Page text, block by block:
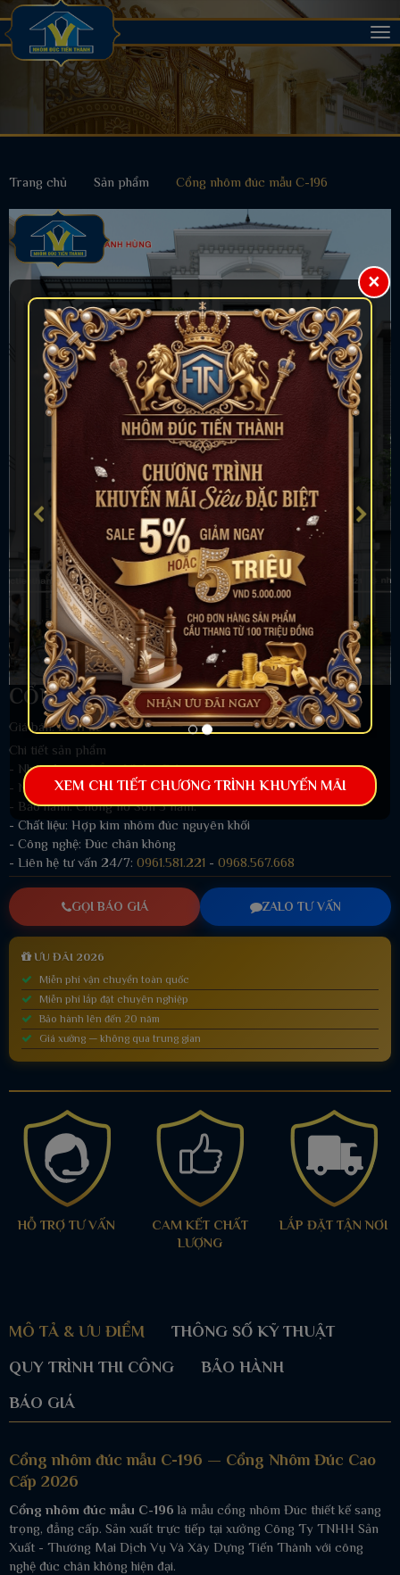
Trang chủ Sản phẩm Cổng nhôm đúc mẫu C-196
CỔNG NHÔM ĐÚC MẪU C-196
Giá bán:Liên hệ
Chi tiết sản phẩm
- Nhóm hàng:Cổng Nhôm Đúc
- Nhãn hiệu: Nhôm đúc Tiến Thành
- Bảo hành: Chống nổ Sơn 5 năm.
- Chất liệu: Hợp kim nhôm đúc nguyên khối
- Công nghệ: Đúc chân không
- Liên hệ tư vấn 24/7: 0961.581.221 - 0968.567.668
GỌI BÁO GIÁ ZALO TƯ VẤN
ƯU ĐÃI 2026
Miễn phí vận chuyển toàn quốc
Miễn phí lắp đặt chuyên nghiệp
Bảo hành lên đến 20 năm
Giá xưởng — không qua trung gian
HỖ TRỢ TƯ VẤN
CAM KẾT CHẤT
LƯỢNG
LẮP ĐẶT TẬN NƠI
MÔ TẢ & ƯU ĐIỂM
THÔNG SỐ KỸ THUẬT
QUY TRÌNH THI CÔNG
BẢO HÀNH
BÁO GIÁ
Cổng nhôm đúc mẫu C-196 — Cổng Nhôm Đúc Cao
Cấp 2026
Cổng nhôm đúc mẫu C-196 là mẫu cổng nhôm Đúc thiết kế sang
trọng, đẳng cấp. Sản xuất trực tiếp tại xưởng Công Ty TNHH Sản
Xuất - Thương Mai Dịch Vụ Và Xây Dựng Tiến Thành với công
nghệ đúc chân không hiện đại.
×
XEM CHI TIẾT CHƯƠNG TRÌNH KHUYẾN MÃI